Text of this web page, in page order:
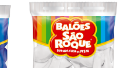
Citrino C/50 Sao Roque -
Pacote
R$12,39
COMPRAR